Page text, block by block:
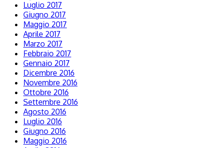
Luglio 2017
Giugno 2017
Maggio 2017
Aprile 2017
Marzo 2017
Febbraio 2017
Gennaio 2017
Dicembre 2016
Novembre 2016
Ottobre 2016
Settembre 2016
Agosto 2016
Luglio 2016
Giugno 2016
Maggio 2016